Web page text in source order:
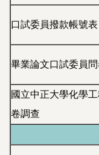
口試委員撥款帳號表
畢業論文口試委員
國立中正大學化學
卷調查